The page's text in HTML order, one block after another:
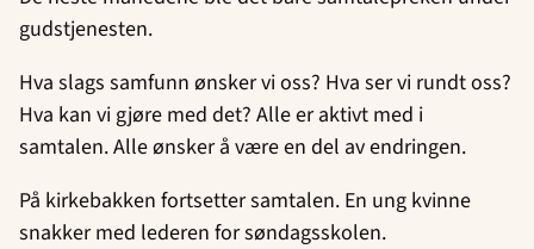
gudstjenesten.
Hva slags samfunn ønsker vi oss? Hva ser vi rundt oss?
Hva kan vi gjøre med det? Alle er aktivt med i
samtalen. Alle ønsker å være en del av endringen.
På kirkebakken fortsetter samtalen. En ung kvinne
snakker med lederen for søndagsskolen.